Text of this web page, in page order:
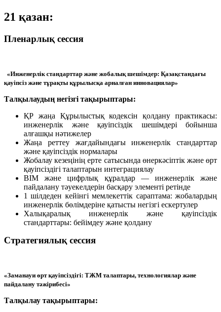
21 қазан:
Пленарлық сессия
«Инженерлік стандарттар және жобалық шешімдер: Қазақстандағы
қауіпсіз және тұрақты құрылысқа арналған инновациялар»
Талқылаудың негізгі тақырыптары:
ҚР жаңа Құрылыстық кодексін қолдану практикасы:
инженерлік және қауіпсіздік шешімдері бойынша
алғашқы нәтижелер
Жаңа реттеу жағдайындағы инженерлік стандарттар
және қауіпсіздік нормалары
Жобалау кезеңінің ерте сатысында өнеркәсіптік және өрт
қауіпсіздігі талаптарын интеграциялау
BIM және цифрлық құралдар — инженерлік және
пайдалану тәуекелдерін басқару элементі ретінде
1 шілдеден кейінгі мемлекеттік сараптама: жобалардың
инженерлік бөлімдеріне қатысты негізгі ескертулер
Халықаралық инженерлік және қауіпсіздік
стандарттары: бейімдеу және қолдану
Стратегиялық сессия
«Заманауи өрт қауіпсіздігі: ТЖМ талаптары, технологиялар және
пайдалану тәжірибесі»
Талқылау тақырыптары: